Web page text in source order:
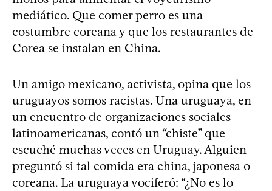
mediático. Que comer perro es una
costumbre coreana y que los restaurantes de
Corea se instalan en China.
Un amigo mexicano, activista, opina que los
uruguayos somos racistas. Una uruguaya, en
un encuentro de organizaciones sociales
latinoamericanas, contó un “chiste” que
escuché muchas veces en Uruguay. Alguien
preguntó si tal comida era china, japonesa o
coreana. La uruguaya vociferó: “¿No es lo